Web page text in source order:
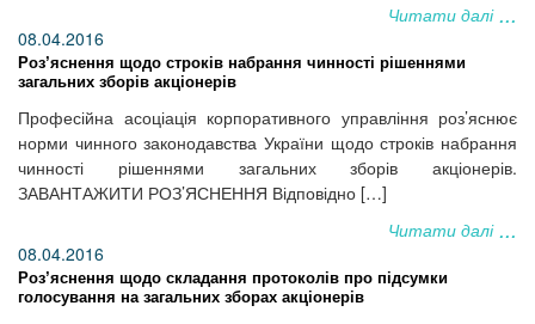
Читати далі
08.04.2016
Роз’яснення щодо строків набрання чинності рішеннями
загальних зборів акціонерів
Професійна асоціація корпоративного управління роз’яснює
норми чинного законодавства України щодо строків набрання
чинності рішеннями загальних зборів акціонерів.
ЗАВАНТАЖИТИ РОЗ’ЯСНЕННЯ Відповідно […]
Читати далі
08.04.2016
Роз’яснення щодо складання протоколів про підсумки
голосування на загальних зборах акціонерів